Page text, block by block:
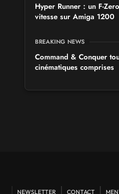
Hyper Runner : un F-
vitesse sur Amiga 1200
BREAKING NEWS
Command & Conquer
cinématiques comprises
NEWSLETTER CONTACT